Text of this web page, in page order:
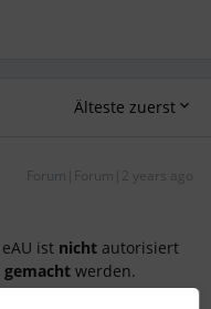
Älteste zuerst
Forum|Forum|2 years ago
ist nicht autorisiert
werden.